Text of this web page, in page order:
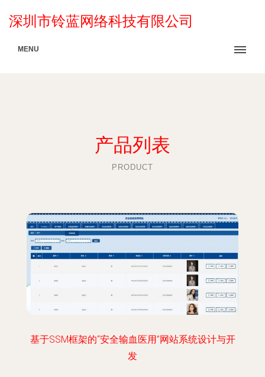
深圳市铃蓝网络科技有限公司
MENU
产品列表
PRODUCT
基于SSM框架的“安全输血医用”网站系统设计与开
发